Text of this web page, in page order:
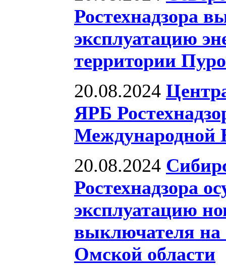
Ростехнадзора
эксплуатацию
территории
20.08.2024
ЯРБ
Международной
20.08.2024
Ростехнадзора
эксплуатацию
выключателя
Омской области